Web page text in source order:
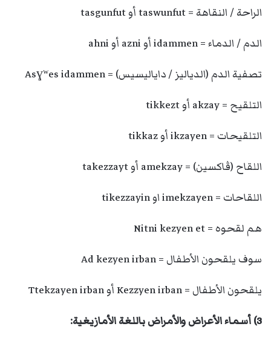
الراحة / النقاهة = taswunfut أو tasgunfut
الدم / الدماء = idammen أو azni أو ahni
تصفية الدم (الدياليز / داياليسيس) = Asɣʷes idammen
التلقيح = akzay أو tikkezt
التلقيحات = ikzayen أو tikkaz
اللقاح (ڤاكسين) = amekzay أو takezzayt
اللقاحات = imekzayen او tikezzayin
هم لقحوه = Nitni kezyen et
سوف يلقحون الأطفال = Ad kezyen irban
يلقحون الأطفال = Kezzyen irban أو Ttekzayen irban
3) أسماء الأعراض والأمراض باللغة الأمازيغية: